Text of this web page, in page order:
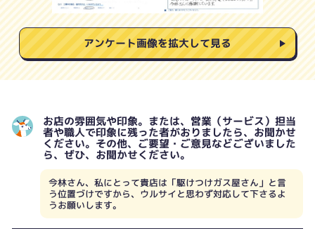
アンケート画像を拡大して見る
お店の雰囲気や印象。または、営業（サービス）担当
者や職人で印象に残った者がおりましたら、お聞かせ
ください。その他、ご要望・ご意見などございました
ら、ぜひ、お聞かせください。
今林さん、私にとって貴店は「駆けつけガス屋さん」と言
う位置づけですから、ウルサイと思わず対応して下さるよ
うお願いします。